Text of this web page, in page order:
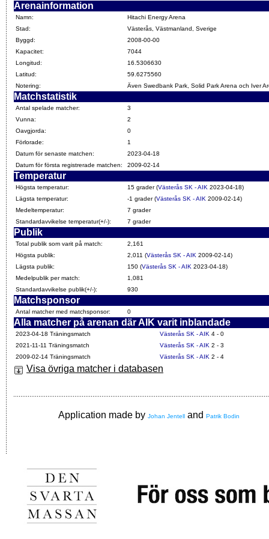
Arenainformation
Namn:
Hitachi Energy Arena
Stad:
Västerås, Västmanland, Sverige
Byggd:
2008-00-00
Kapacitet:
7044
Longitud:
16.5306630
Latitud:
59.6275560
Notering:
Även Swedbank Park, Solid Park Arena och Iver
Matchstatistik
Antal spelade matcher:
3
Vunna:
2
Oavgjorda:
0
Förlorade:
1
Datum för senaste matchen:
2023-04-18
Datum för första registrerade matchen:
2009-02-14
Temperatur
Högsta temperatur: 15 grader (Västerås SK - AIK 2023-04-18)
Lägsta temperatur:
-1 grader (Västerås SK - AIK 2009-02-14)
Medeltemperatur:
7 grader
Standardavvikelse temperatur(+/-):
7 grader
Publik
Total publik som varit på match:
2,161
Högsta publik:
2,011 (Västerås SK - AIK 2009-02-14)
Lägsta publik:
150 (Västerås SK - AIK 2023-04-18)
Medelpublik per match:
1,081
Standardavvikelse publik(+/-):
930
Matchsponsor
Antal matcher med matchsponsor: 0
Alla matcher på arenan där AIK varit inblandade
2023-04-18 Träningsmatch Västerås SK - AIK 4 - 0
2021-11-11 Träningsmatch
Västerås SK - AIK 2 - 3
2009-02-14 Träningsmatch
Västerås SK - AIK 2 - 4
Visa övriga matcher i databasen
Application made by Johan Jentell and Patrik Bodin